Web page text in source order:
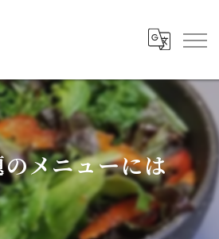
メニューには